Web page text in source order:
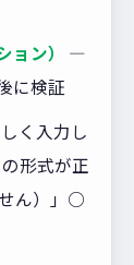
ン）
—
に検証
く入力し
形式が正
ん）」○